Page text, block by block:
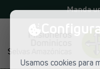
Usamos cookies para
Manda